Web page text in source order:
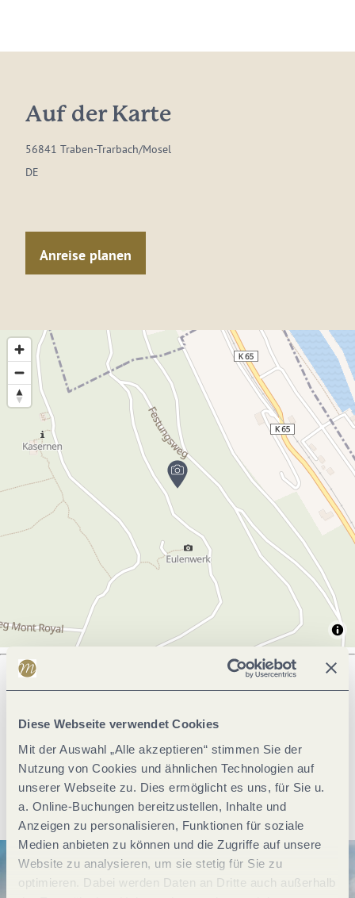
Diese Webseite verwendet Cookies
Mit der Auswahl „Alle akzeptieren“ stimmen Sie der
Nutzung von Cookies und ähnlichen Technologien auf
unserer Webseite zu. Dies ermöglicht es uns, für Sie u.
a. Online-Buchungen bereitzustellen, Inhalte und
Anzeigen zu personalisieren, Funktionen für soziale
Medien anbieten zu können und die Zugriffe auf unsere
Website zu analysieren, um sie stetig für Sie zu
optimieren. Dabei werden Daten an Dritte auch außerhalb
Auf der Karte
56841 Traben-Trarbach/Mosel
DE
Anreise planen
Anreise planen PDF erzeugen